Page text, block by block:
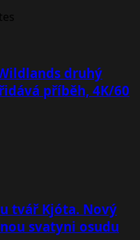
druhý
příběh, 4K/60
tvář Kjóta. Nový
svatyni osudu